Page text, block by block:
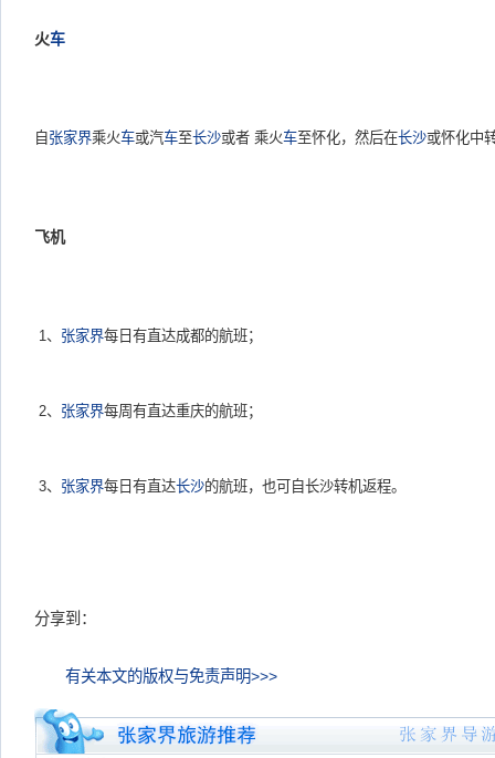
火车
自 张家界乘火车或汽车至长沙或者 乘火车至怀化，然后在长沙或怀化中
飞机
1、 张家界每日有直达成都的航班；
2、 张家界每周有直达重庆的航班；
3、 张家界每日有直达长沙的航班，也可自长沙转机返程。
分享到：
有关本文的版权与免责声明>>>